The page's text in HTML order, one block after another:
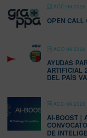
AGO 06 2026
OPEN CALL
AGO 06 2026
AYUDAS
ARTIFICIAL
DEL PAÍS
AGO 06 2026
AI-BOOST |
DE